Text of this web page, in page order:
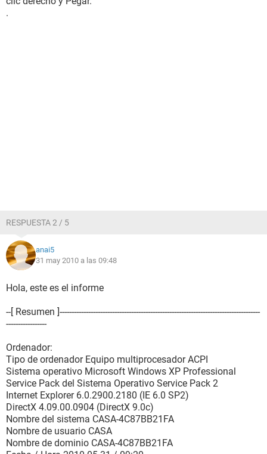
.
RESPUESTA 2 / 5
anai5
31 may 2010 a las 09:48
Hola, este es el informe
--[ Resumen ]------------------------------------------------------------------------------------
-----------------
Ordenador:
Tipo de ordenador Equipo multiprocesador ACPI
Sistema operativo Microsoft Windows XP Professional
Service Pack del Sistema Operativo Service Pack 2
Internet Explorer 6.0.2900.2180 (IE 6.0 SP2)
DirectX 4.09.00.0904 (DirectX 9.0c)
Nombre del sistema CASA-4C87BB21FA
Nombre de usuario CASA
Nombre de dominio CASA-4C87BB21FA